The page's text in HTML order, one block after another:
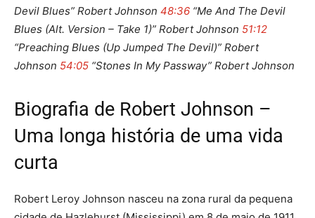
Devil Blues” Robert Johnson 48:36 “Me And The Devil
Blues (Alt. Version – Take 1)” Robert Johnson 51:12
“Preaching Blues (Up Jumped The Devil)” Robert
Johnson 54:05 “Stones In My Passway” Robert Johnson
Biografia de Robert Johnson –
Uma longa história de uma vida
curta
Robert Leroy Johnson nasceu na zona rural da pequena